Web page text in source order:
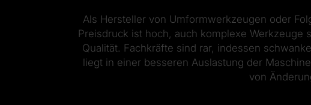
Als Hersteller von Umformwerkzeugen oder
Preisdruck ist hoch, auch komplexe
Qualität. Fachkräfte sind rar, indessen
liegt in einer besseren Auslastung der
von